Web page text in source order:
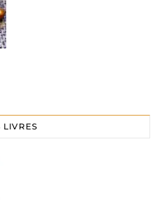
LIVRES